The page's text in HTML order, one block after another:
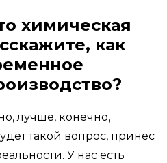
химическая
как
лучше, конечно,
такой вопрос, принес
У нас есть